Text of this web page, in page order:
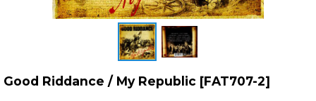
Good Riddance / My Republic [FAT707-2]